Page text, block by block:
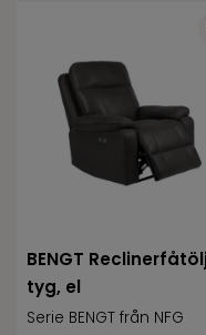
BENGT
tyg, el
Serie BENGT från NFG